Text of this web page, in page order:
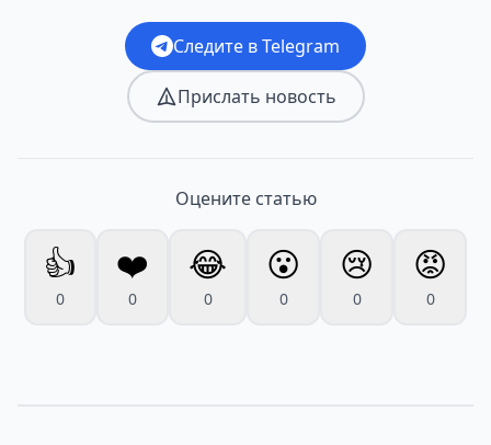
Следите в Telegram
Прислать новость
Оцените статью
👍
0
❤️
0
😂
0
😮
0
😢
0
😡
0